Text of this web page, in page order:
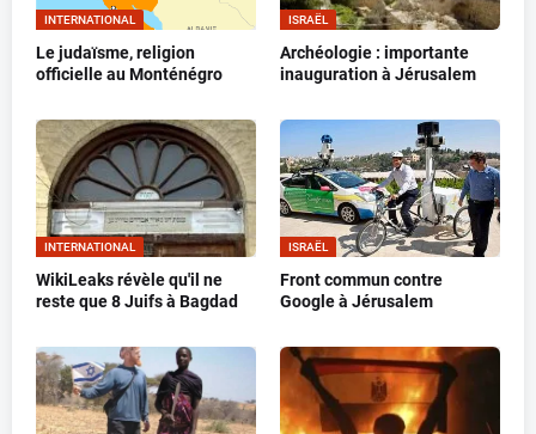
INTERNATIONAL
Le judaïsme, religion
officielle au Monténégro
ISRAËL
Archéologie : importante
inauguration à Jérusalem
INTERNATIONAL
WikiLeaks révèle qu'il ne
reste que 8 Juifs à Bagdad
ISRAËL
Front commun contre
Google à Jérusalem